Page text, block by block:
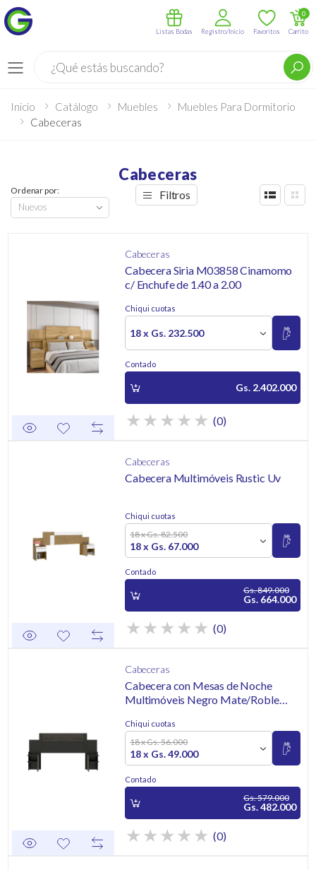
Menú
Listas Bodas Registro/Inicio Favoritos Carrito
0
Inicio Catálogo Muebles
Muebles Para Dormitorio
Cabeceras
Cabeceras
Ordenar por: Filtros
Cabeceras
Cabecera Siria M03858 Cinamomo
c/ Enchufe de 1.40 a 2.00
Chiqui cuotas
18 x Gs. 232.500
Contado
Gs. 2.402.000
(0)
Cabeceras
Cabecera Multimóveis Rustic Uv
Chiqui cuotas
18 x Gs. 82.500
18 x Gs. 67.000
Contado
Gs. 849.000
Gs. 664.000
(0)
Cabeceras
Cabecera con Mesas de Noche
Multimóveis Negro Mate/Roble
Chiqui cuotas
18 x Gs. 56.000
18 x Gs. 49.000
Contado
Gs. 579.000
Gs. 482.000
(0)